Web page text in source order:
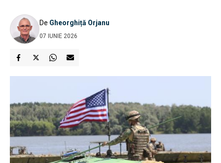
De Gheorghiță Orjanu
07 IUNIE 2026